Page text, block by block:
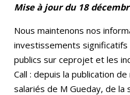
Mise à jour du 18
Nous maintenons nos
investissements
publics sur ceprojet et les
Call : depuis la publication
salariés de M Gueday, de la